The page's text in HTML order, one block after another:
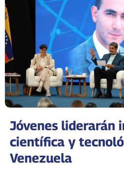
Jóvenes liderarán
científica y
Venezuela